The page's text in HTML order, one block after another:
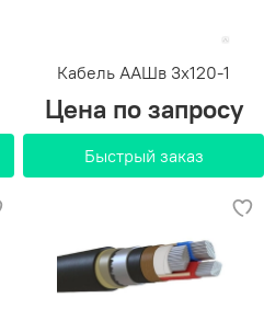
Кабель ААШв 3х120-1
Цена по запросу
Быстрый заказ